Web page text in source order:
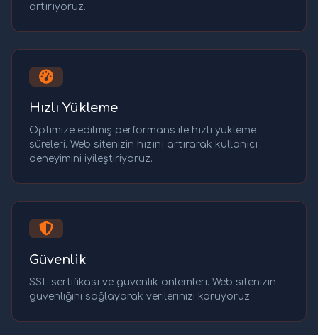
artırıyoruz.
Hızlı Yükleme
Optimize edilmiş performans ile hızlı yükleme
süreleri. Web sitenizin hızını artırarak kullanıcı
deneyimini iyileştiriyoruz.
Güvenlik
SSL sertifikası ve güvenlik önlemleri. Web sitenizin
güvenliğini sağlayarak verilerinizi koruyoruz.